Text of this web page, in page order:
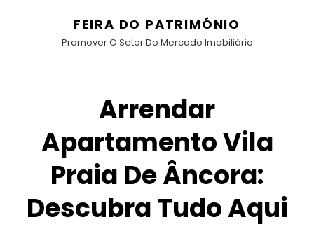
FEIRA DO PATRIMÓNIO
Promover O Setor Do Mercado Imobiliário
Arrendar
Apartamento Vila
Praia De Âncora:
Descubra Tudo Aqui